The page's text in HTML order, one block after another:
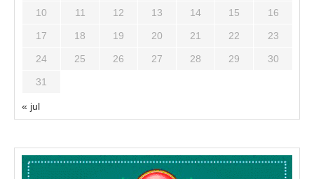
10 11 12 13 14 15 16
17 18 19 20 21 22 23
24 25 26 27 28 29 30
31
« jul